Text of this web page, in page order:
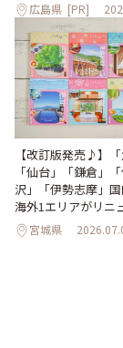
広島県 [PR]
【改訂版発売♪】「
「仙台」「鎌倉」
沢」「伊勢志摩」
海外1エリアがリニ
宮城県